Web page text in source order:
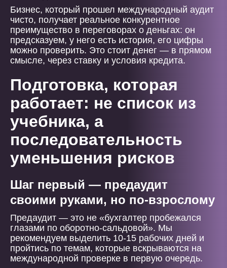
Бизнес, который прошел международный аудит
чисто, получает реальное конкурентное
преимущество в переговорах о деньгах: он
предсказуем, у него есть история, его цифры
можно проверить. Это стоит денег — в прямом
смысле, через ставку и условия кредита.
Подготовка, которая
работает: не список из
учебника, а
последовательность
уменьшения рисков
Шаг первый — предаудит
своими руками, но по-взрослому
Предаудит — это не «бухгалтер пробежался
глазами по оборотно-сальдовой». Мы
рекомендуем выделить 10-15 рабочих дней и
пройтись по темам, которые вскрываются на
международной проверке в первую очередь.